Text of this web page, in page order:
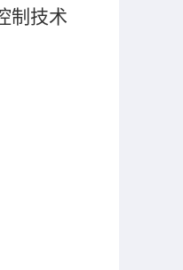
制技术